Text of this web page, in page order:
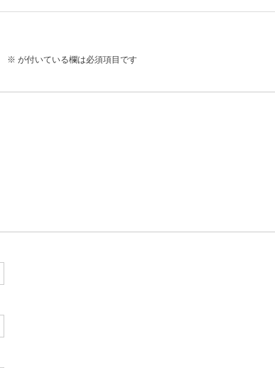
※ が付いている欄は必須項目です